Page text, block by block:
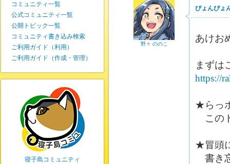
野々 ののこ
ぴょんぴょ
あけお
まずは
https://
★らっ
この
★冒頭
書き
コミュニティ一覧
公式コミュニティ一覧
公開トピック一覧
コミュニティ書き込み検索
ご利用ガイド（利用）
ご利用ガイド（作成・管理）
寝子島コミュニティ